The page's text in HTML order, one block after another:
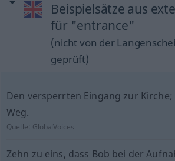
Beispielsätze aus
für "entrance"
(nicht von der
geprüft)
Den versperrten Eingang zur
Weg.
Quelle: GlobalVoices
Zehn zu eins, dass Bob bei der